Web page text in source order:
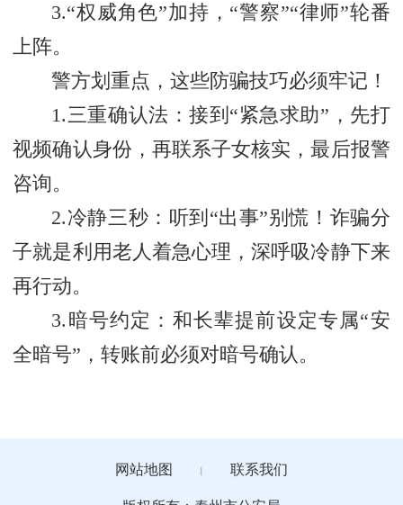
3.“权威角色”加持，“警察”“律师”轮番
上阵。
警方划重点，这些防骗技巧必须牢记！
1.三重确认法：接到“紧急求助”，先打
视频确认身份，再联系子女核实，最后报警
咨询。
2.冷静三秒：听到“出事”别慌！诈骗分
子就是利用老人着急心理，深呼吸冷静下来
再行动。
3.暗号约定：和长辈提前设定专属“安
全暗号”，转账前必须对暗号确认。
网站地图 联系我们